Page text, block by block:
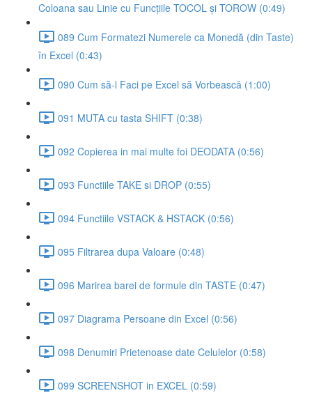
Coloana sau Linie cu Funcțiile TOCOL și TOROW (0:49)
089 Cum Formatezi Numerele ca Monedă (din Taste)
în Excel (0:43)
090 Cum să-l Faci pe Excel să Vorbească (1:00)
091 MUTA cu tasta SHIFT (0:38)
092 Copierea in mai multe foi DEODATA (0:56)
093 Functiile TAKE si DROP (0:55)
094 Functiile VSTACK & HSTACK (0:56)
095 Filtrarea dupa Valoare (0:48)
096 Marirea barei de formule din TASTE (0:47)
097 Diagrama Persoane din Excel (0:56)
098 Denumiri Prietenoase date Celulelor (0:58)
099 SCREENSHOT in EXCEL (0:59)